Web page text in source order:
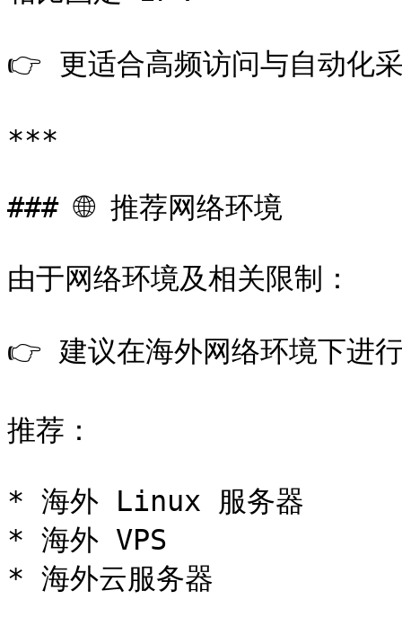
👉 更适合高频访问与自动化
***
### 🌐 推荐网络环境
由于网络环境及相关限制：
👉 建议在海外网络环境下进
推荐：
* 海外 Linux 服务器
* 海外 VPS
* 海外云服务器